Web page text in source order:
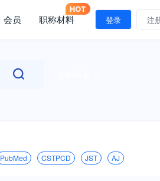
会员 职称材料 登录 注
PubMed CSTPCD JST AJ